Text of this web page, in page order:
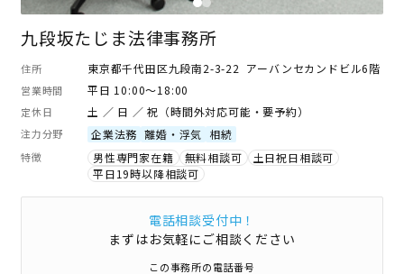
九段坂たじま法律事務所
住所 東京都千代田区九段南2-3-22 アーバンセカンドビル6階
営業時間 平日 10:00～18:00
定休日 土 ／ 日 ／ 祝（時間外対応可能・要予約）
注力分野 企業法務 離婚・浮気 相続
特徴 男性専門家在籍 無料相談可
土日祝日相談可
平日19時以降相談可
電話相談受付中！
まずはお気軽にご相談ください
この事務所の電話番号